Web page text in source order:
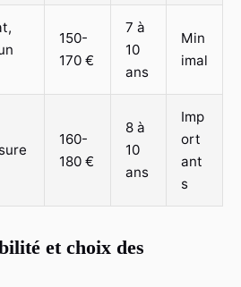
150-
170 €
7 à
10
ans
Min
imal
160-
180 €
8 à
10
ans
Imp
ort
ant
s
et choix des